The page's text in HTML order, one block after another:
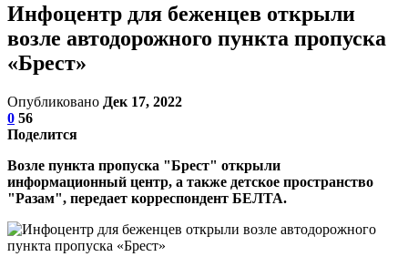
Инфоцентр для беженцев открыли
возле автодорожного пункта пропуска
«Брест»
Опубликовано Дек 17, 2022
0 56
Поделится
Возле пункта пропуска "Брест" открыли
информационный центр, а также детское пространство
"Разам", передает корреспондент БЕЛТА.